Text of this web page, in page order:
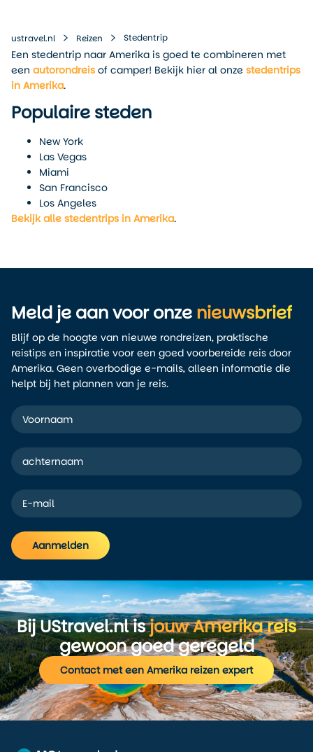
ustravel.nl Reizen Stedentrip
Een stedentrip naar Amerika is goed te combineren met
een autorondreis of camper! Bekijk hier al onze stedentrips
in Amerika.
Populaire steden
New York
Las Vegas
Miami
San Francisco
Los Angeles
Bekijk alle stedentrips in Amerika.
Meld je aan voor onzenieuwsbrief
Blijf op de hoogte van nieuwe rondreizen, praktische
reistips en inspiratie voor een goed voorbereide reis door
Amerika. Geen overbodige e-mails, alleen informatie die
helpt bij het plannen van je reis.
Aanmelden
Bij UStravel.nl isjouw Amerika reis
gewoon goed geregeld
Contact met een Amerika reizen expert